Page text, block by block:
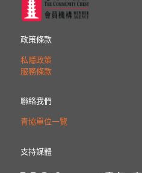
政策條款
私隱政策
服務條款
聯絡我們
青協單位一覽
支持媒體